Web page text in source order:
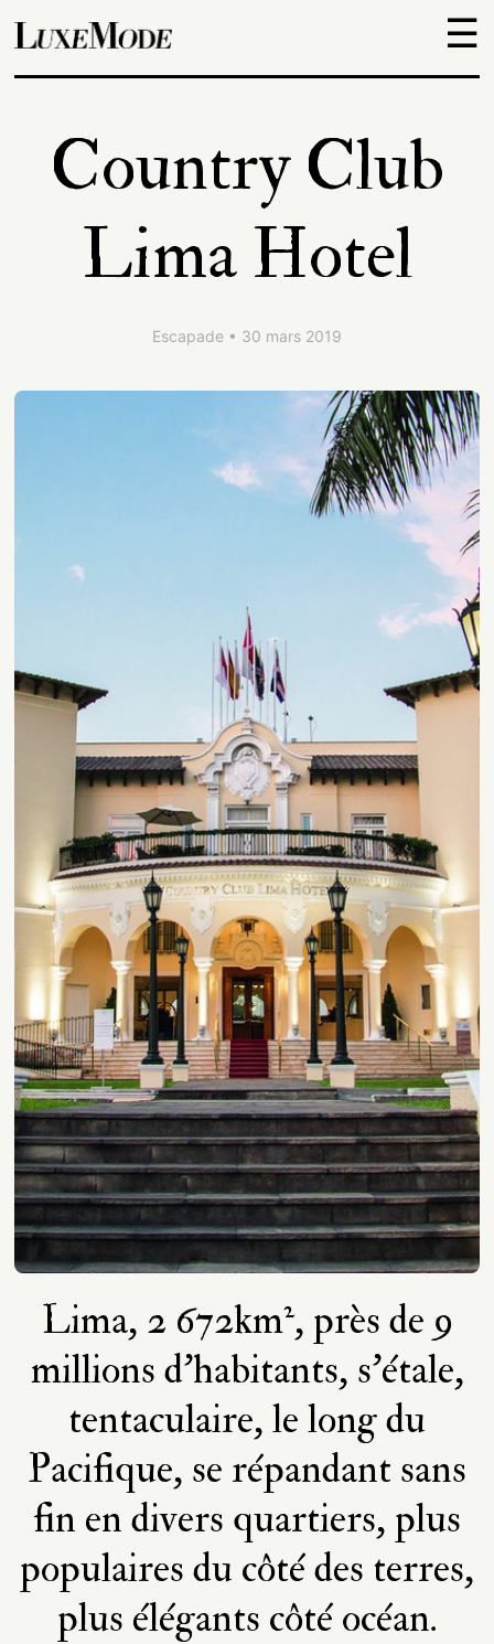
☰
Objets
Escapades
Découvertes
Adresses
Contact
Country Club
Lima Hotel
Escapade • 30 mars 2019
Lima, 2 672km², près de 9
millions d'habitants, s'étale,
tentaculaire, le long du
Pacifique, se répandant sans
fin en divers quartiers, plus
populaires du côté des terres,
plus élégants côté océan.